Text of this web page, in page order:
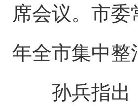
席会议。市
年全市集中整
孙兵指出，